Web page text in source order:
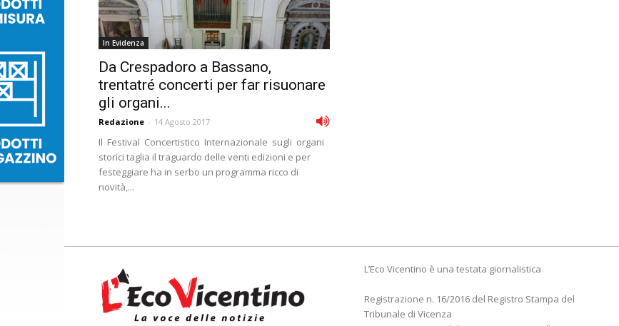
In Evidenza
Da Crespadoro a Bassano,
trentatré concerti per far risuonare
gli organi...
Redazione - 14 Agosto 2017
Il Festival Concertistico Internazionale sugli organi
storici taglia il traguardo delle venti edizioni e per
festeggiare ha in serbo un programma ricco di
novità,...
L’Eco Vicentino è una testata giornalistica
Registrazione n. 16/2016 del Registro Stampa del
Tribunale di Vicenza